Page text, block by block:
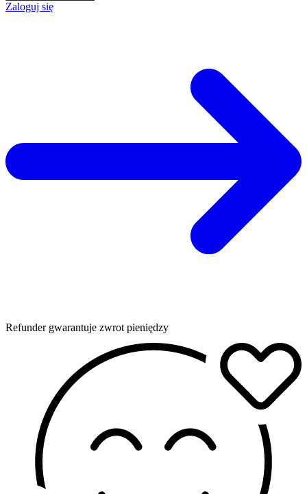
Zaloguj się
Refunder gwarantuje zwrot pieniędzy